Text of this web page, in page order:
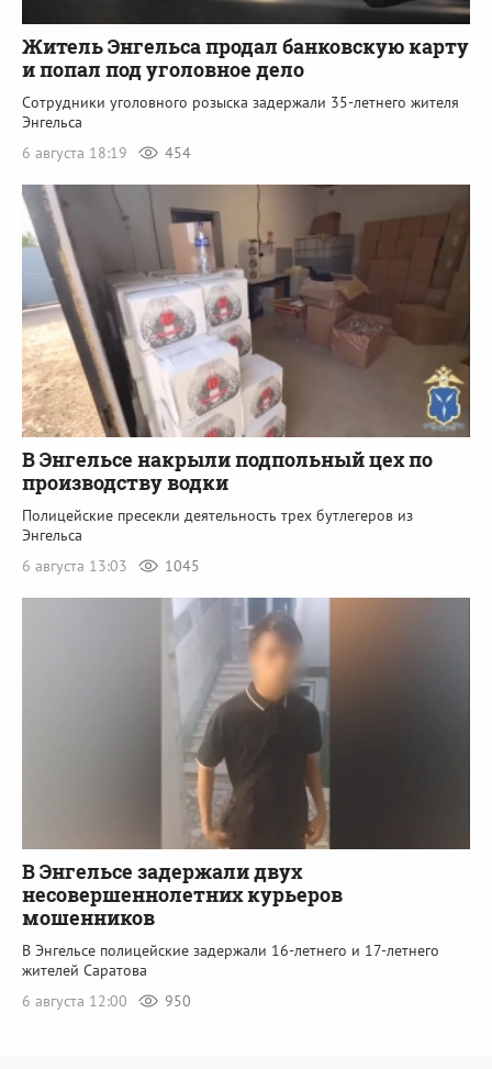
Житель Энгельса продал банковскую карту
и попал под уголовное дело
Сотрудники уголовного розыска задержали 35-летнего жителя
Энгельса
6 августа 18:19
454
В Энгельсе накрыли подпольный цех по
производству водки
Полицейские пресекли деятельность трех бутлегеров из
Энгельса
6 августа 13:03
1045
В Энгельсе задержали двух
несовершеннолетних курьеров
мошенников
В Энгельсе полицейские задержали 16-летнего и 17-летнего
жителей Саратова
6 августа 12:00
950